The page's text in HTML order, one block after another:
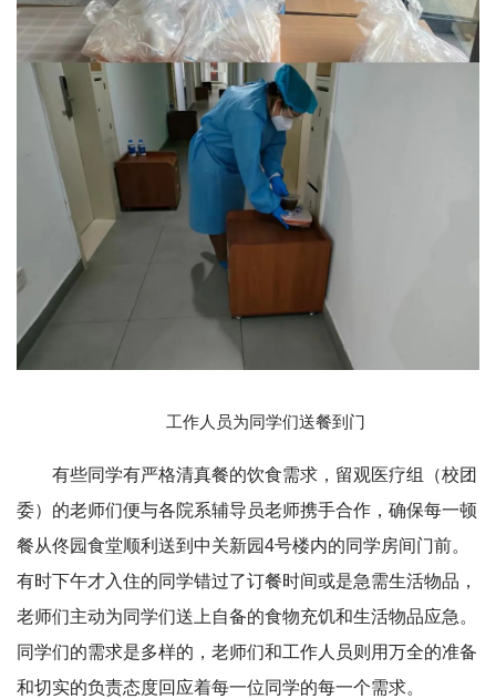
工作人员为同学们送餐到门
有些同学有严格清真餐的饮食需求，留观医疗组（校团
委）的老师们便与各院系辅导员老师携手合作，确保每一顿
餐从佟园食堂顺利送到中关新园4号楼内的同学房间门前。
有时下午才入住的同学错过了订餐时间或是急需生活物品，
老师们主动为同学们送上自备的食物充饥和生活物品应急。
同学们的需求是多样的，老师们和工作人员则用万全的准备
和切实的负责态度回应着每一位同学的每一个需求。